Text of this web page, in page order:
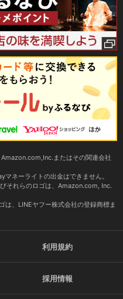
またはその関連会社
ネーライトの出金はできません。
それらのロゴは、Amazon.com, Inc.
は、LINEヤフー株式会社の登録商標ま
利用規約
採用情報